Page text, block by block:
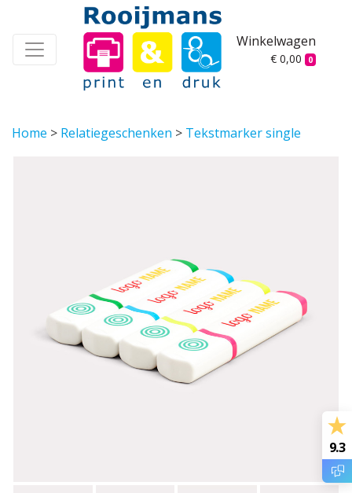
Winkelwagen
€ 0,00 0
Home > Relatiegeschenken > Tekstmarker single
9.3